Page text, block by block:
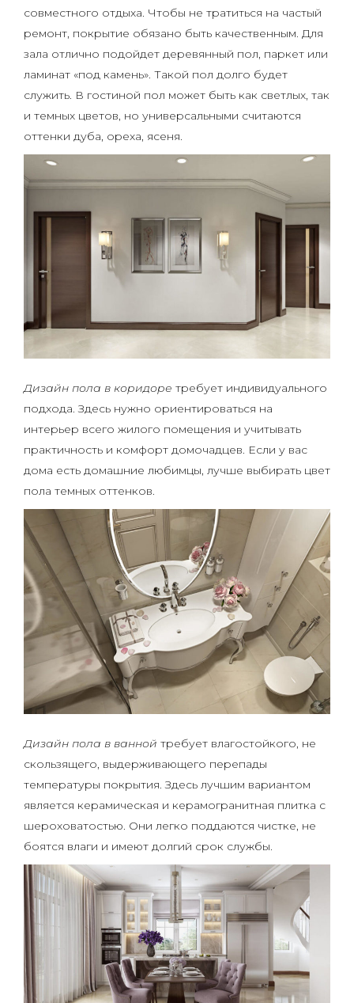
совместного отдыха. Чтобы не тратиться на частый
ремонт, покрытие обязано быть качественным. Для
зала отлично подойдет деревянный пол, паркет или
ламинат «под камень». Такой пол долго будет
служить. В гостиной пол может быть как светлых, так
и темных цветов, но универсальными считаются
оттенки дуба, ореха, ясеня.
Дизайн пола в коридоре требует индивидуального
подхода. Здесь нужно ориентироваться на
интерьер всего жилого помещения и учитывать
практичность и комфорт домочадцев. Если у вас
дома есть домашние любимцы, лучше выбирать цвет
пола темных оттенков.
Дизайн пола в ванной требует влагостойкого, не
скользящего, выдерживающего перепады
температуры покрытия. Здесь лучшим вариантом
является керамическая и керамогранитная плитка с
шероховатостью. Они легко поддаются чистке, не
боятся влаги и имеют долгий срок службы.